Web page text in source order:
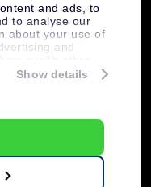
and ads, to
to analyse our
about your use of
and
to them or that
Show details